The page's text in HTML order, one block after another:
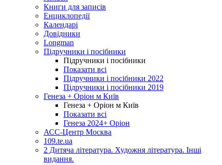
Книги для записів
Енциклопедії
Календарі
Довідники
Longman
Підручники і посібники
Підручники і посібники
Показати всі
Підручники і посібники 2022
Підручники і посібники 2019
Генеза + Оріон м Київ
Генеза + Оріон м Київ
Показати всі
Генеза 2024+ Оріон
АСС-Центр Москва
109.te.ua
2 Дитяча література. Художня література. Інші
видання.